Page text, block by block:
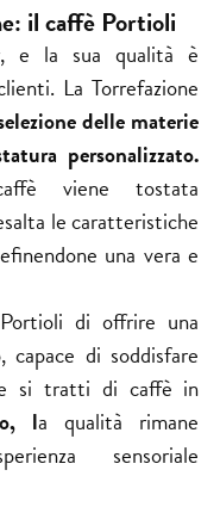
il caffè Portioli
e la sua qualità è
La Torrefazione
delle materie
personalizzato.
viene tostata
le caratteristiche
una vera e
di offrire una
di soddisfare
si tratti di caffè in
la qualità rimane
sensoriale